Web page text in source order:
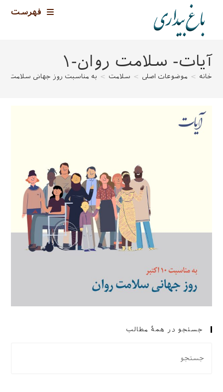
فهرست
آیات- سلامت روان-۱
خانه > موضوعات اصلی > سلامت > به مناسبت روز جهانی سلامت
جستجو در همهٔ مطالب